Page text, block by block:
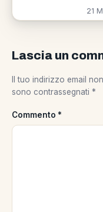
21
Lascia un
Il tuo indirizzo email
sono contrassegnati *
Commento *